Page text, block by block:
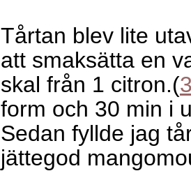
Tårtan blev lite
att smaksätta en
skal från 1 citron.(
form och 30 min i
Sedan fyllde jag
jättegod